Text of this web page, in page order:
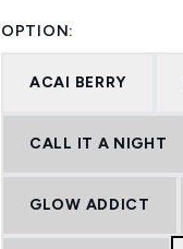
OPTION:
ACAI BERRY
CALL IT A NIGHT
GLOW ADDICT